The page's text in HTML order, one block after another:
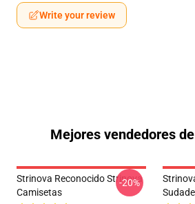
Write your review
Mejores vendedores
Strinova Reconocido Strinova
Camisetas
-20%